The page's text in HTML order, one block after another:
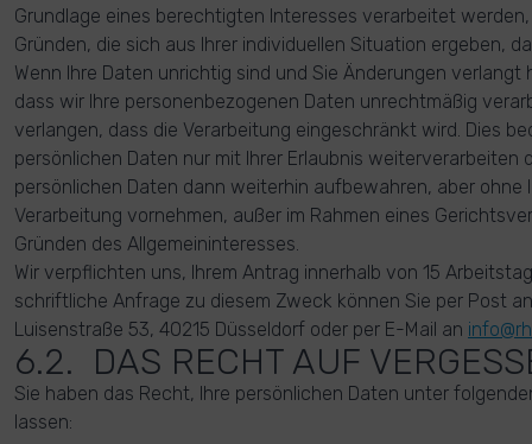
Grundlage eines berechtigten Interesses verarbeitet
Gründen, die sich aus Ihrer individuellen Situation ergeben,
Wenn Ihre Daten unrichtig sind und Sie Änderungen
dass wir Ihre personenbezogenen Daten unrechtmäßig
verlangen, dass die Verarbeitung eingeschränkt wird. Dies
persönlichen Daten nur mit Ihrer Erlaubnis weiterverarbeiten
persönlichen Daten dann weiterhin aufbewahren, aber ohne
Verarbeitung vornehmen, außer im Rahmen eines
Gründen des Allgemeininteresses.
Wir verpflichten uns, Ihrem Antrag innerhalb von 15
schriftliche Anfrage zu diesem Zweck können Sie per Post
Luisenstraße 53, 40215 Düsseldorf oder per E-Mail an
6.2. DAS RECHT AUF
Sie haben das Recht, Ihre persönlichen Daten unter
lassen: